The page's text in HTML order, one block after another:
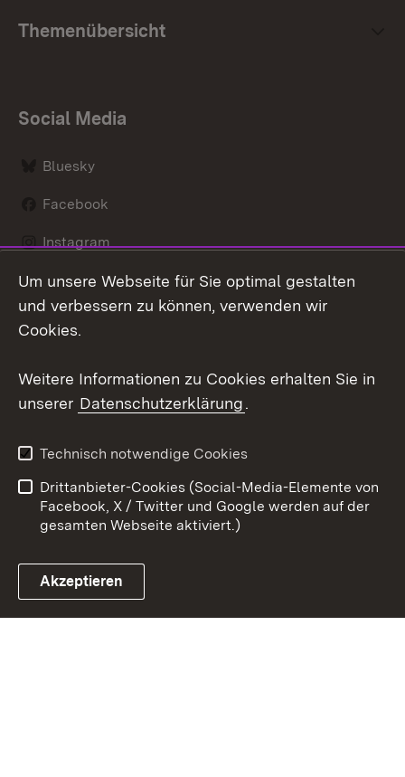
Themenübersicht
Social Media
Bluesky
Facebook
Instagram
LinkedIn
Link zum Landesportal
Datenschutz
Barrierefreiheit
Impressum
Cookies
Um unsere Webseite für Sie optimal gestalten
und verbessern zu können, verwenden wir
Cookies.
Weitere Informationen zu Cookies erhalten Sie in
unserer Datenschutzerklärung.
Technisch notwendige Cookies
Drittanbieter-Cookies (Social-Media-Elemente von
Facebook, X / Twitter und Google werden auf der
gesamten Webseite aktiviert.)
Akzeptieren